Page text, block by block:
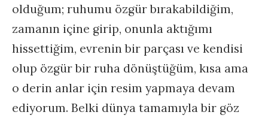
olduğum; ruhumu özgür bırakabildiğim,
zamanın içine girip, onunla aktığımı
hissettiğim, evrenin bir parçası ve kendisi
olup özgür bir ruha dönüştüğüm, kısa ama
o derin anlar için resim yapmaya devam
ediyorum. Belki dünya tamamıyla bir göz